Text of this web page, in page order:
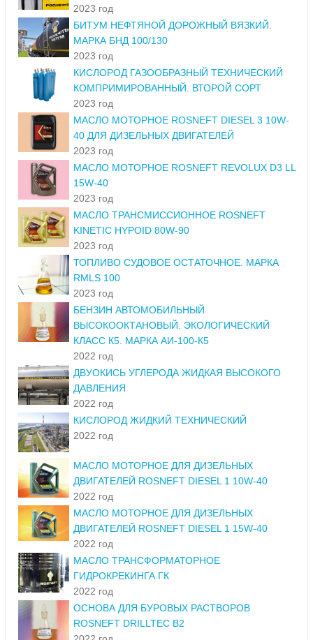
2023 год
БИТУМ НЕФТЯНОЙ ДОРОЖНЫЙ ВЯЗКИЙ.
МАРКА БНД 100/130
2023 год
КИСЛОРОД ГАЗООБРАЗНЫЙ ТЕХНИЧЕСКИЙ
КОМПРИМИРОВАННЫЙ. ВТОРОЙ СОРТ
2023 год
МАСЛО МОТОРНОЕ ROSNEFT DIESEL 3 10W-
40 ДЛЯ ДИЗЕЛЬНЫХ ДВИГАТЕЛЕЙ
2023 год
МАСЛО МОТОРНОЕ ROSNEFT REVOLUX D3 LL
15W-40
2023 год
МАСЛО ТРАНСМИССИОННОЕ ROSNEFT
KINETIC HYPOID 80W-90
2023 год
ТОПЛИВО СУДОВОЕ ОСТАТОЧНОЕ. МАРКА
RMLS 100
2023 год
БЕНЗИН АВТОМОБИЛЬНЫЙ
ВЫСОКООКТАНОВЫЙ. ЭКОЛОГИЧЕСКИЙ
КЛАСС К5. МАРКА АИ-100-К5
2022 год
ДВУОКИСЬ УГЛЕРОДА ЖИДКАЯ ВЫСОКОГО
ДАВЛЕНИЯ
2022 год
КИСЛОРОД ЖИДКИЙ ТЕХНИЧЕСКИЙ
2022 год
МАСЛО МОТОРНОЕ ДЛЯ ДИЗЕЛЬНЫХ
ДВИГАТЕЛЕЙ ROSNEFT DIESEL 1 10W-40
2022 год
МАСЛО МОТОРНОЕ ДЛЯ ДИЗЕЛЬНЫХ
ДВИГАТЕЛЕЙ ROSNEFT DIESEL 1 15W-40
2022 год
МАСЛО ТРАНСФОРМАТОРНОЕ
ГИДРОКРЕКИНГА ГК
2022 год
ОСНОВА ДЛЯ БУРОВЫХ РАСТВОРОВ
ROSNEFT DRILLTEC B2